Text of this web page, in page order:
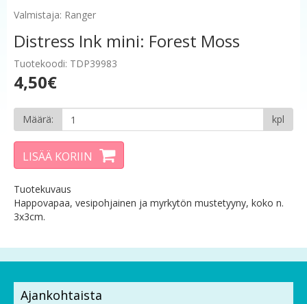
Valmistaja: Ranger
Distress Ink mini: Forest Moss
Tuotekoodi: TDP39983
4,50€
Määrä: kpl
LISÄÄ KORIIN
Tuotekuvaus
Happovapaa, vesipohjainen ja myrkytön mustetyyny, koko n.
3x3cm.
Ajankohtaista